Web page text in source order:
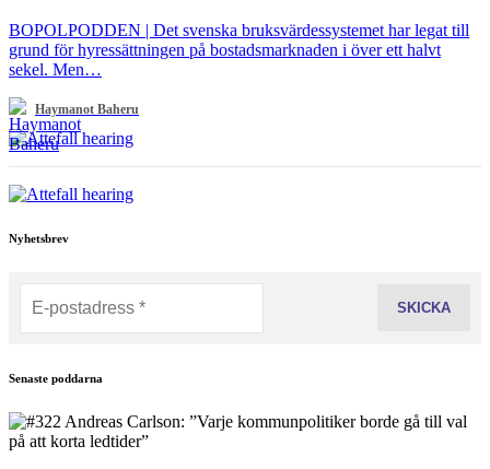
BOPOLPODDEN | Det svenska bruksvärdessystemet har legat till
grund för hyressättningen på bostadsmarknaden i över ett halvt
sekel. Men…
Haymanot Baheru
Nyhetsbrev
Senaste poddarna